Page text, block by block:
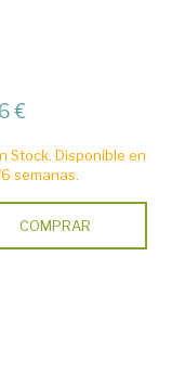
€
Stock. Disponible en
semanas.
COMPRAR